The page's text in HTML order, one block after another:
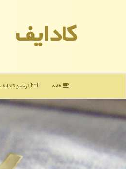
كادایف
خانه آرشیو كادایف